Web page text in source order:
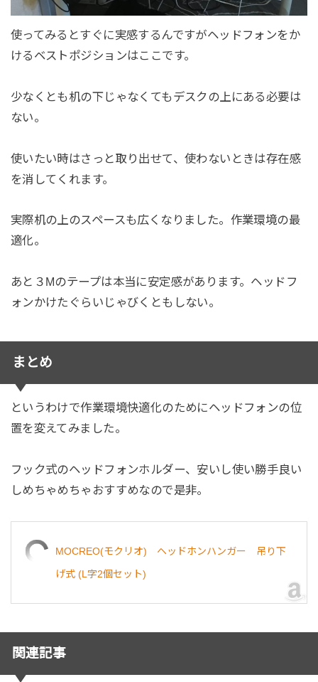
使ってみるとすぐに実感するんですがヘッドフォンをか
けるベストポジションはここです。
少なくとも机の下じゃなくてもデスクの上にある必要は
ない。
使いたい時はさっと取り出せて、使わないときは存在感
を消してくれます。
実際机の上のスペースも広くなりました。作業環境の最
適化。
あと３Mのテープは本当に安定感があります。ヘッドフ
ォンかけたぐらいじゃびくともしない。
まとめ
というわけで作業環境快適化のためにヘッドフォンの位
置を変えてみました。
フック式のヘッドフォンホルダー、安いし使い勝手良い
しめちゃめちゃおすすめなので是非。
MOCREO(モクリオ) ヘッドホンハンガー 吊り下
げ式 (L字2個セット)
関連記事